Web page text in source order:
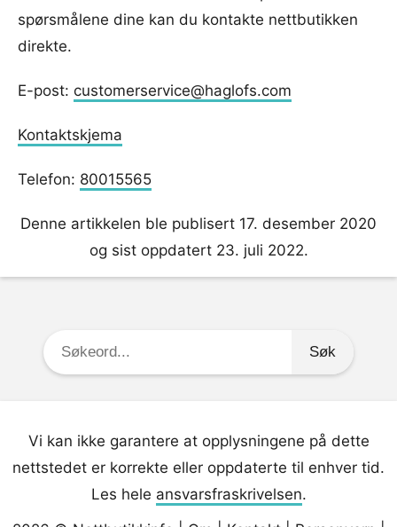
spørsmålene dine kan du kontakte nettbutikken
direkte.
E-post: customerservice@haglofs.com
Kontaktskjema
Telefon: 80015565
Denne artikkelen ble publisert 17. desember 2020
og sist oppdatert 23. juli 2022.
Søkeord:
Vi kan ikke garantere at opplysningene på dette
nettstedet er korrekte eller oppdaterte til enhver tid.
Les hele ansvarsfraskrivelsen.